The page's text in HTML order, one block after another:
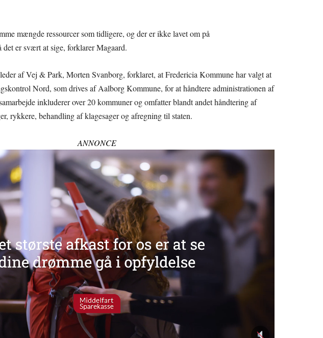
mængde ressourcer som tidligere, og der er ikke lavet om på
det er svært at sige, forklarer Magaard.
af Vej & Park, Morten Svanborg, forklaret, at Fredericia Kommune har valgt at
Nord, som drives af Aalborg Kommune, for at håndtere administrationen af
inkluderer over 20 kommuner og omfatter blandt andet håndtering af
rykkere, behandling af klagesager og afregning til staten.
ANNONCE